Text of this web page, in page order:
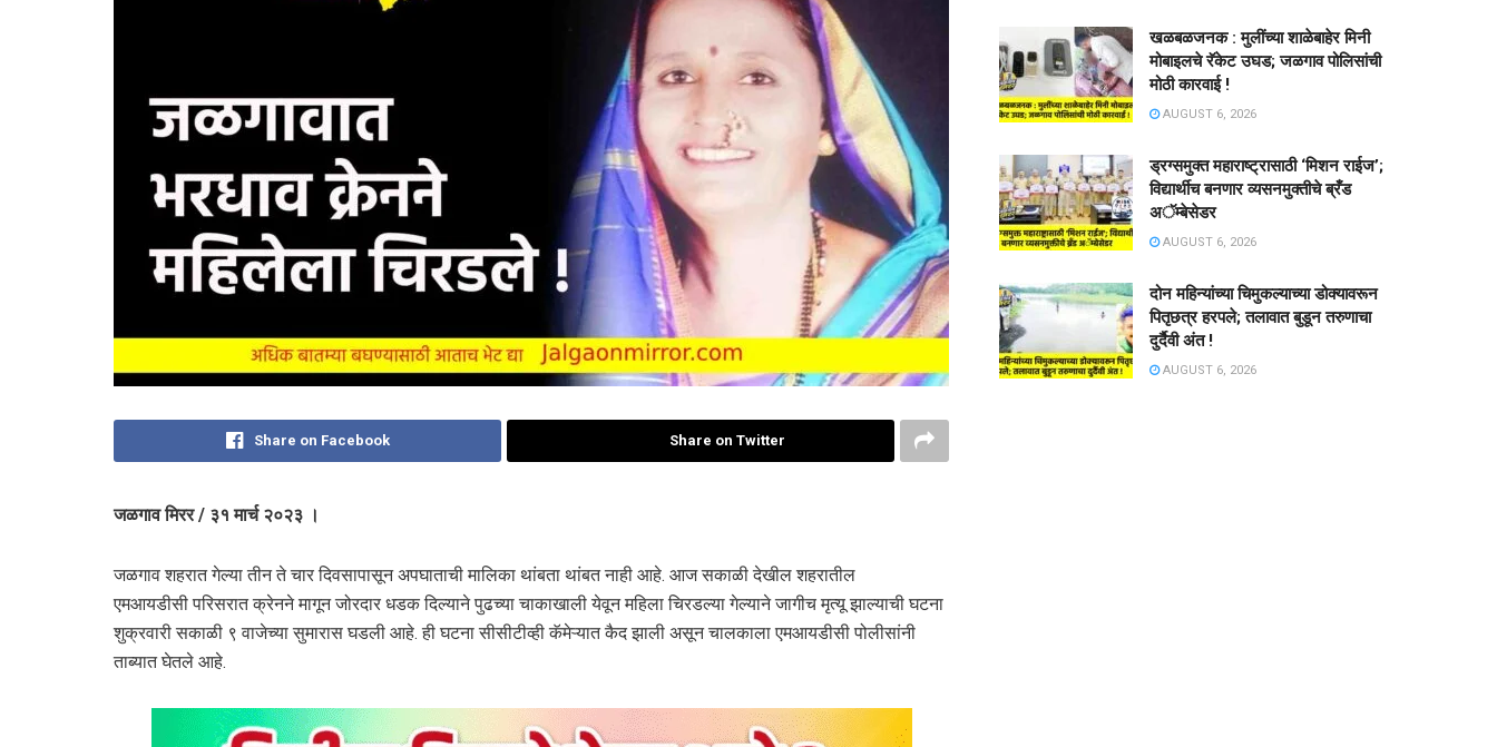
Share on Facebook Share on Twitter
जळगाव मिरर / ३१ मार्च २०२३ ।
जळगाव शहरात गेल्या तीन ते चार दिवसापासून अपघाताची मालिका थांबता थांबत नाही आहे. आज सकाळी देखील शहरातील
एमआयडीसी परिसरात क्रेनने मागून जोरदार धडक दिल्याने पुढच्या चाकाखाली येवून महिला चिरडल्या गेल्याने जागीच मृत्यू झाल्याची घटना
शुक्रवारी सकाळी ९ वाजेच्या सुमारास घडली आहे. ही घटना सीसीटीव्ही कॅमेऱ्यात कैद झाली असून चालकाला एमआयडीसी पोलीसांनी
ताब्यात घेतले आहे.
खळबळजनक : मुलींच्या शाळेबाहेर मिनी
मोबाइलचे रॅकेट उघड; जळगाव पोलिसांची
मोठी कारवाई !
AUGUST 6, 2026
ड्रग्समुक्त महाराष्ट्रासाठी ‘मिशन राईज’;
विद्यार्थीच बनणार व्यसनमुक्तीचे ब्रँड
अॅम्बेसेडर
AUGUST 6, 2026
दोन महिन्यांच्या चिमुकल्याच्या डोक्यावरून
पितृछत्र हरपले; तलावात बुडून तरुणाचा
दुर्दैवी अंत !
AUGUST 6, 2026